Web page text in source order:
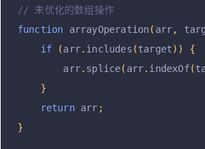
// 未优化的数组操作
function arrayOperation( arr,
if
(arr. includes (target))
{
        arr
. splice( arr. indexOf(
}
return arr ;
}